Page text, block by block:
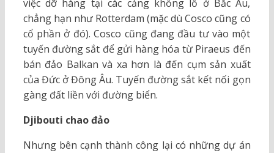
việc dỡ hàng tại các cảng khổng lồ ở Bắc Âu,
chẳng hạn như Rotterdam (mặc dù Cosco cũng có
cổ phần ở đó). Cosco cũng đang đầu tư vào một
tuyến đường sắt để gửi hàng hóa từ Piraeus đến
bán đảo Balkan và xa hơn là đến cụm sản xuất
của Đức ở Đông Âu. Tuyến đường sắt kết nối gọn
gàng đất liền với đường biển.
Djibouti chao đảo
Nhưng bên cạnh thành công lại có những dự án